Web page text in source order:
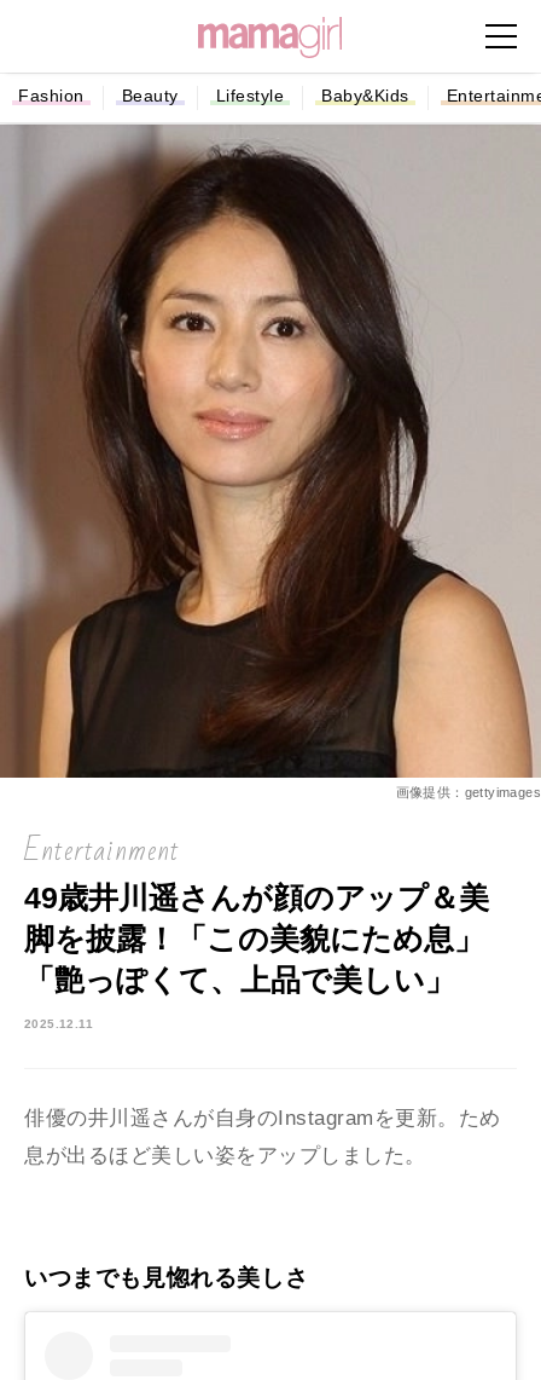
Fashion Beauty Lifestyle Baby&Kids
画像提供：gettyimages
Entertainment
49歳井川遥さんが顔のアップ＆美
脚を披露！「この美貌にため息」
「艶っぽくて、上品で美しい」
2025.12.11
俳優の井川遥さんが自身のInstagramを更新。ため
息が出るほど美しい姿をアップしました。
いつまでも見惚れる美しさ